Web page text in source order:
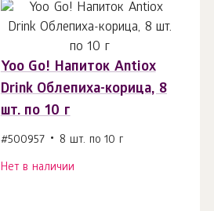
Yoo Gо! Напиток Antiox
Drink Облепиха-корица, 8
шт. по 10 г
#500957 8 шт. по 10 г
Нет в наличии